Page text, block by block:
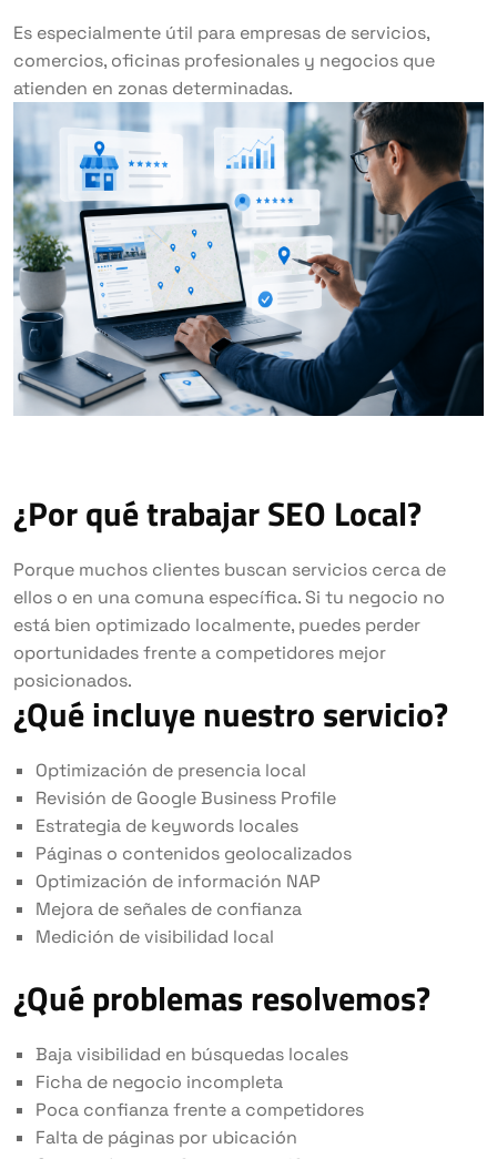
Es especialmente útil para empresas de servicios,
comercios, oficinas profesionales y negocios que
atienden en zonas determinadas.
¿Por qué trabajar SEO Local?
Porque muchos clientes buscan servicios cerca de
ellos o en una comuna específica. Si tu negocio no
está bien optimizado localmente, puedes perder
oportunidades frente a competidores mejor
posicionados.
¿Qué incluye nuestro servicio?
Optimización de presencia local
Revisión de Google Business Profile
Estrategia de keywords locales
Páginas o contenidos geolocalizados
Optimización de información NAP
Mejora de señales de confianza
Medición de visibilidad local
¿Qué problemas resolvemos?
Baja visibilidad en búsquedas locales
Ficha de negocio incompleta
Poca confianza frente a competidores
Falta de páginas por ubicación